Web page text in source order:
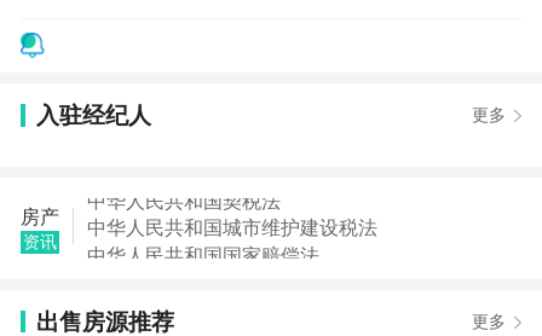
入驻经纪人 更多
房产
资讯
中华人民共和国契税法
中华人民共和国城市维护建设税法
中华人民共和国国家赔偿法
中华人民共和国继承法
出售房源推荐 更多